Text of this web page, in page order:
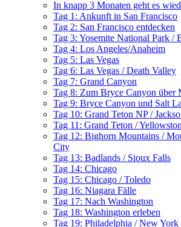
In knapp 3 Monaten geht es
Tag 1: Ankunft in San Francisco
Tag 2: San Francisco entdecken
Tag 3: Yosemite National Park /
Tag 4: Los Angeles/Anaheim
Tag 5: Las Vegas
Tag 6: Las Vegas / Death Valley
Tag 7: Grand Canyon
Tag 8: Zum Bryce Canyon über
Tag 9: Bryce Canyon und Salt
Tag 10: Grand Teton NP /
Tag 11: Grand Teton /
Tag 12: Bighorn Mountains /
City
Tag 13: Badlands / Sioux Falls
Tag 14: Chicago
Tag 15: Chicago / Toledo
Tag 16: Niagara Fälle
Tag 17: Nach Washington
Tag 18: Washington erleben
Tag 19: Philadelphia / New York